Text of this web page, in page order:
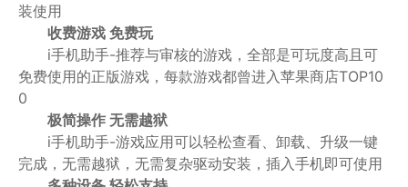
装使用
收费游戏 免费玩
i手机助手-推荐与审核的游戏，全部是可玩度高且可
免费使用的正版游戏，每款游戏都曾进入苹果商店TOP10
0
极简操作 无需越狱
i手机助手-游戏应用可以轻松查看、卸载、升级一键
完成，无需越狱，无需复杂驱动安装，插入手机即可使用